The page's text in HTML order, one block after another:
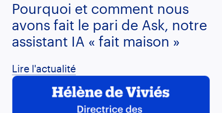
Pourquoi et comment nous
avons fait le pari de Ask, notre
assistant IA « fait maison »
Lire l'actualité